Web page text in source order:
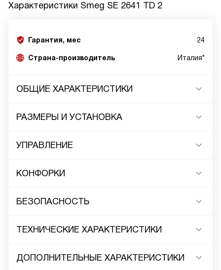
Характеристики Smeg SE 2641 TD 2
Гарантия, мес 24
Страна-производитель Италия*
ОБЩИЕ ХАРАКТЕРИСТИКИ
РАЗМЕРЫ И УСТАНОВКА
УПРАВЛЕНИЕ
КОНФОРКИ
БЕЗОПАСНОСТЬ
ТЕХНИЧЕСКИЕ ХАРАКТЕРИСТИКИ
ДОПОЛНИТЕЛЬНЫЕ ХАРАКТЕРИСТИКИ